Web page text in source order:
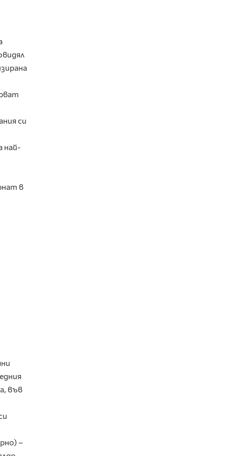
си
най-
в
във
–